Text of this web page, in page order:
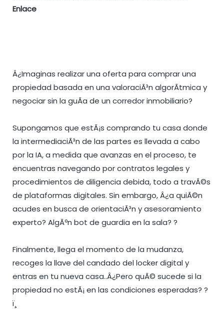
Enlace
Â¿Imaginas realizar una oferta para comprar una
propiedad basada en una valoraciÃ³n algorÃ­tmica y
negociar sin la guÃ­a de un corredor inmobiliario?
Supongamos que estÃ¡s comprando tu casa donde
la intermediaciÃ³n de las partes es llevada a cabo
por la IA, a medida que avanzas en el proceso, te
encuentras navegando por contratos legales y
procedimientos de diligencia debida, todo a travÃ©s
de plataformas digitales. Sin embargo, Â¿a quiÃ©n
acudes en busca de orientaciÃ³n y asesoramiento
experto? AlgÃºn bot de guardia en la sala? ?
Finalmente, llega el momento de la mudanza,
recoges la llave del candado del locker digital y
entras en tu nueva casa..Â¿Pero quÃ© sucede si la
propiedad no estÃ¡ en las condiciones esperadas? ?
ï¸